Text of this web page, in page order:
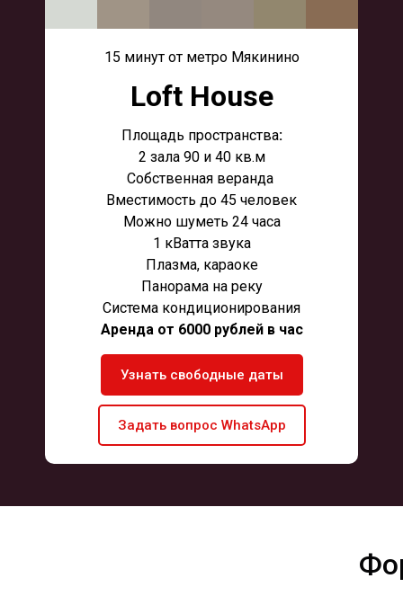
15 минут от метро Мякинино
Loft House
Площадь пространства:
2 зала 90 и 40 кв.м
Собственная веранда
Вместимость до 45 человек
Можно шуметь 24 часа
1 кВатта звука
Плазма, караоке
Панорама на реку
Система кондиционирования
Аренда от 6000 рублей в час
Узнать свободные даты
Задать вопрос WhatsApp